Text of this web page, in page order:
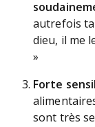
autrefois
dieu, il me
»
Forte
sont très